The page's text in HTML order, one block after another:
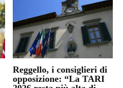
Reggello, i consiglieri di
opposizione: “La TARI